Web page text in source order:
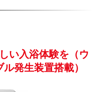
い入浴体験を（ウ
発生装置搭載）